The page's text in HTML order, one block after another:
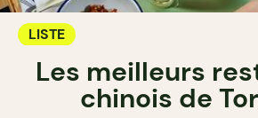
LISTE
Les meilleurs
chinois de